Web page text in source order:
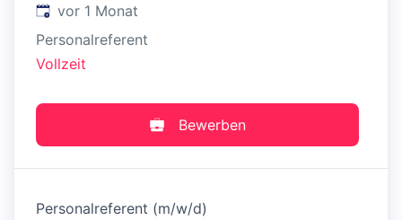
Veröffentlicht:
vor 1 Monat
Personalreferent
Vollzeit
Bewerben
Personalreferent (m/w/d)